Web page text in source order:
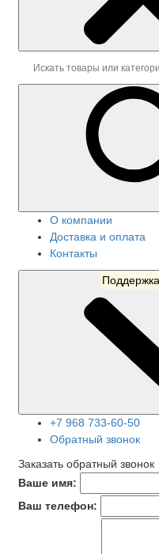
О компании
Доставка и оплата
Контакты
Поддержка
+7 968 733-60-50
Обратный звонок
Заказать обратный звонок
Ваше имя:
Ваш телефон: